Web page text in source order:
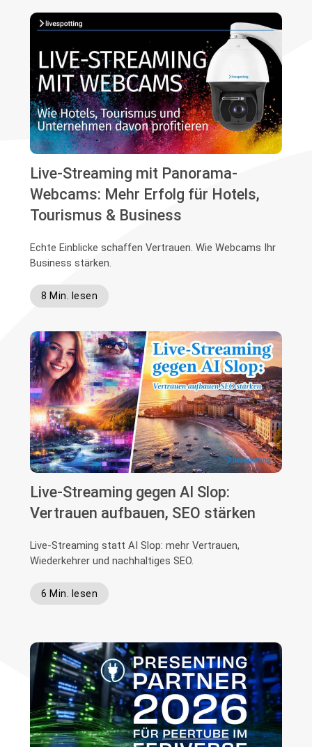
Live-Streaming mit Panorama-
Webcams: Mehr Erfolg für Hotels,
Tourismus & Business
Echte Einblicke schaffen Vertrauen. Wie Webcams Ihr
Business stärken.
8 Min. lesen
Live-Streaming gegen AI Slop:
Vertrauen aufbauen, SEO stärken
Live-Streaming statt AI Slop: mehr Vertrauen,
Wiederkehrer und nachhaltiges SEO.
6 Min. lesen